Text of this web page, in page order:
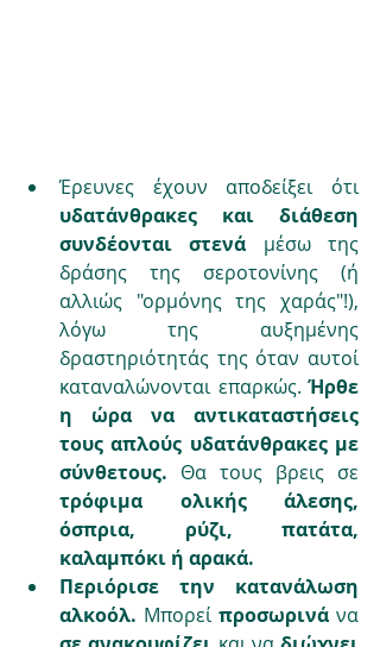
Έρευνες έχουν αποδείξει ότι
υδατάνθρακες και διάθεση
συνδέονται στενά μέσω της
δράσης της σεροτονίνης (ή
αλλιώς "ορμόνης της χαράς"!),
λόγω της αυξημένης
δραστηριότητάς της όταν αυτοί
καταναλώνονται επαρκώς. Ήρθε
η ώρα να αντικαταστήσεις
τους απλούς υδατάνθρακες με
σύνθετους.
τρόφιμα ολικής άλεσης,
όσπρια, ρύζι, πατάτα,
καλαμπόκι ή αρακά.
Περιόρισε την κατανάλωση
αλκοόλ. Μπορεί προσωρινά